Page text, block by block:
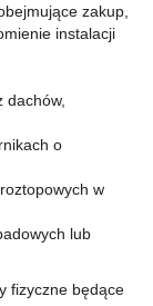
zakup,
instalacji
dachów,
o
w
lub
fizyczne będące